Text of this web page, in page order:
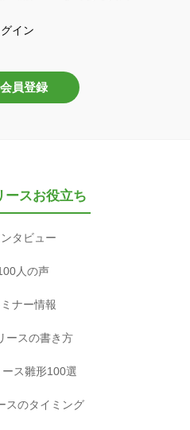
イン
員登録
ースお役立ち
タビュー
人の声
ナー情報
ースの書き方
ス雛形100選
スのタイミング